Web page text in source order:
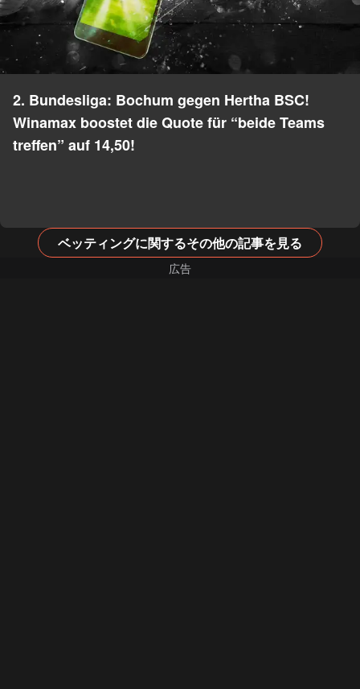
2. Bundesliga: Bochum gegen Hertha BSC!
Winamax boostet die Quote für “beide Teams
treffen” auf 14,50!
ベッティングに関するその他の記事を見る